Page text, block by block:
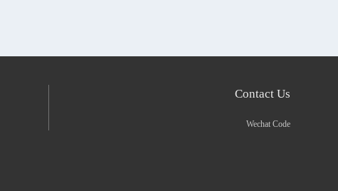
Contact Us
Wechat Code